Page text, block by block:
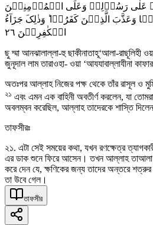
عَلٰی رَسُوۡلِہٖ وَعَلَی الۡمُؤۡمِنِیۡنَ
وَعَذَّبَ الَّذِیۡنَ کَفَرُوۡا ؕ وَذٰلِکَ جَزَآءُ
الۡکٰفِرِیۡنَ ٢٦
ছু ম্মা আনঝালাল্লা-হু ছাকীনাতাহূ‘আলা-রাছূলিহী
জুনূদাল লাম তারাওহা- ওয়া ‘আযযাবাল্লাযীনা
অতঃপর আল্লাহ নিজের পক্ষ থেকে তাঁর রাসূল ও
২১ এবং এমন এক বাহিনী অবতীর্ণ করলেন, যা
অবলম্বন করেছিল, আল্লাহ তাদেরকে শাস্তি
তাফসীরঃ
২১. এটা সেই সময়ের কথা, যখন রণক্ষেত্র
এর ডাক শুনে ফিরে আসেন। তখন আল্লাহ তাআলা
করে দেন যে, ক্ষণিকের জন্য তাদের অন্তরে
তা উবে গেল।
তাফসীর